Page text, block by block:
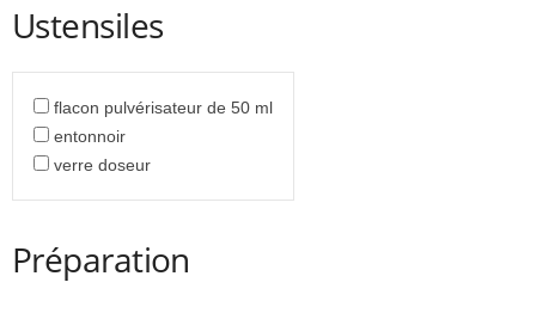
Ustensiles
flacon pulvérisateur de 50 ml
entonnoir
verre doseur
Préparation